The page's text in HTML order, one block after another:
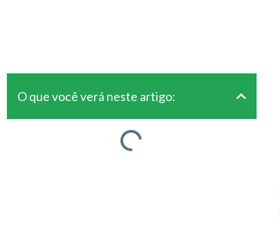
O que você verá neste artigo: